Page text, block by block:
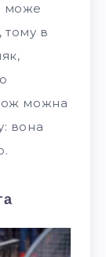
може
тому в
можна
вона